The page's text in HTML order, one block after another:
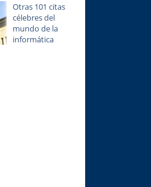
Otras 101 citas
célebres del
mundo de la
informática